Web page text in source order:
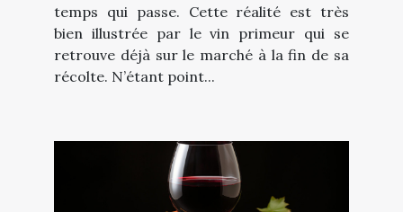
temps qui passe. Cette réalité est très
bien illustrée par le vin primeur qui se
retrouve déjà sur le marché à la fin de sa
récolte. N’étant point...